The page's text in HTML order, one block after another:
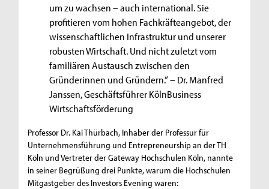
um zu wachsen – auch international. Sie
profitieren vom hohen Fachkräfteangebot, der
wissenschaftlichen Infrastruktur und unserer
robusten Wirtschaft. Und nicht zuletzt vom
familiären Austausch zwischen den
Gründerinnen und Gründern.“ – Dr. Manfred
Janssen, Geschäftsführer KölnBusiness
Wirtschaftsförderung
Professor Dr. Kai Thürbach, Inhaber der Professur für
Unternehmensführung und Entrepreneurship an der TH
Köln und Vertreter der Gateway Hochschulen Köln, nannte
in seiner Begrüßung drei Punkte, warum die Hochschulen
Mitgastgeber des Investors Evening waren: